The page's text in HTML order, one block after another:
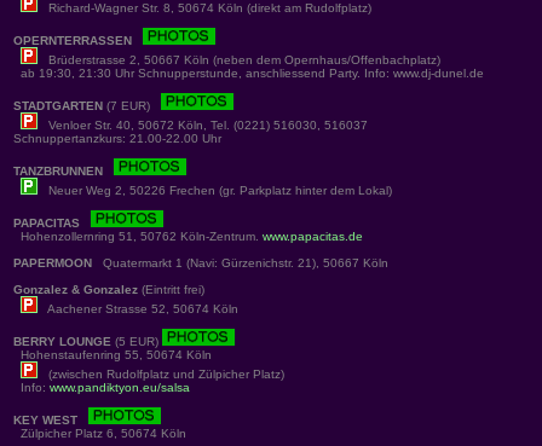
Richard-Wagner Str. 8, 50674 Köln (direkt am Rudolfplatz)
OPERNTERRASSEN
Brüderstrasse 2, 50667 Köln (neben dem Opernhaus/Offenbachplatz)
ab 19:30, 21:30 Uhr Schnupperstunde, anschliessend Party. Info: www.dj-dunel.de
STADTGARTEN (7 EUR)
Venloer Str. 40, 50672 Köln, Tel. (0221) 516030, 516037
Schnuppertanzkurs: 21.00-22.00 Uhr
TANZBRUNNEN
Neuer Weg 2, 50226 Frechen (gr. Parkplatz hinter dem Lokal)
PAPACITAS
Hohenzollernring 51, 50762 Köln-Zentrum. www.papacitas.de
PAPERMOON Quatermarkt 1 (Navi: Gürzenichstr. 21), 50667 Köln
Gonzalez & Gonzalez (Eintritt frei)
Aachener Strasse 52, 50674 Köln
BERRY LOUNGE (5 EUR)
Hohenstaufenring 55, 50674 Köln
(zwischen Rudolfplatz und Zülpicher Platz)
Info: www.pandiktyon.eu/salsa
KEY WEST
Zülpicher Platz 6, 50674 Köln